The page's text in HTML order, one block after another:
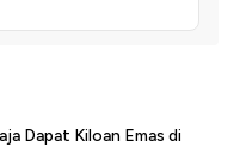
Dapat Kiloan Emas di